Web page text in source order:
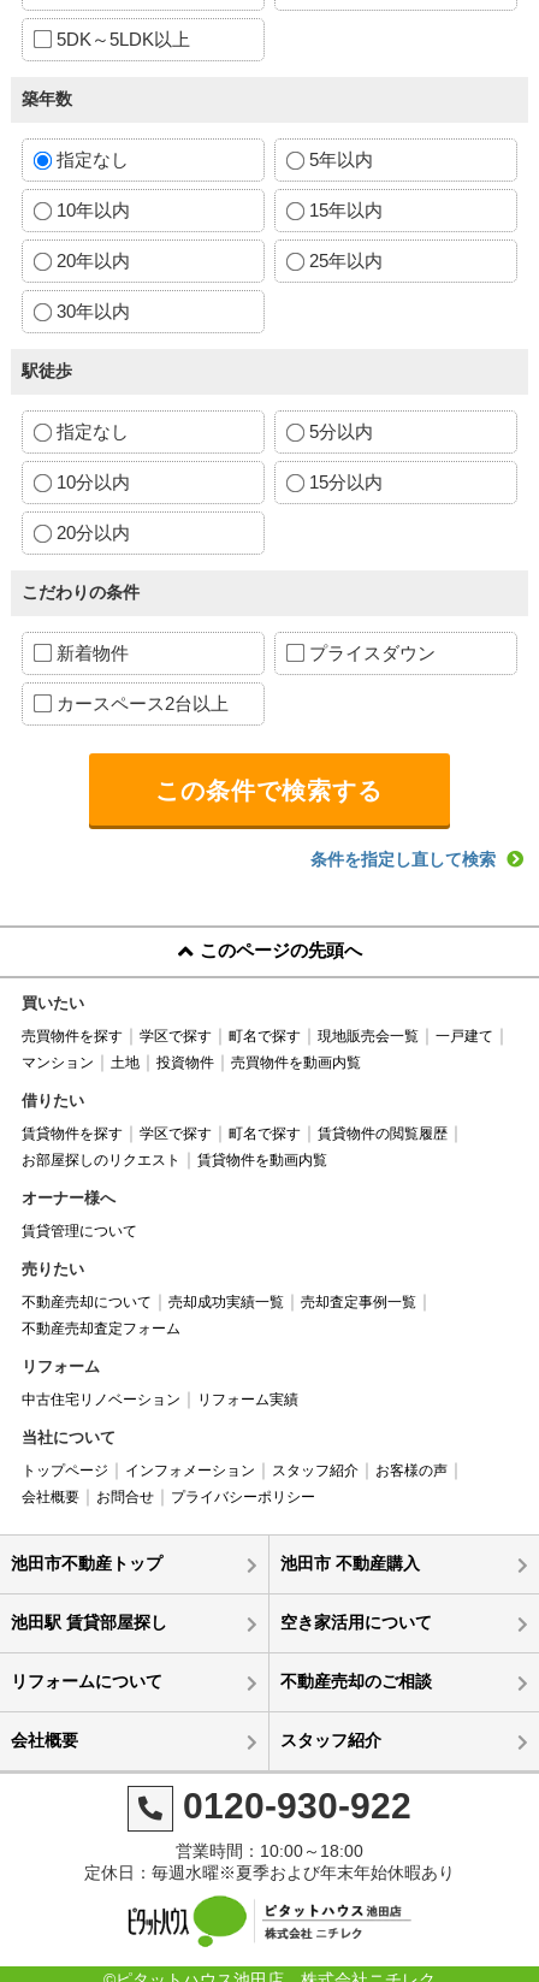
5DK～5LDK以上
築年数
指定なし 5年以内
10年以内 15年以内
20年以内 25年以内
30年以内
駅徒歩
指定なし 5分以内
10分以内 15分以内
20分以内
こだわりの条件
新着物件 プライスダウン
カースペース2台以上
条件を指定し直して検索
このページの先頭へ
買いたい
売買物件を探す 学区で探す 町名で探す 現地販売会一覧
一戸建て
マンション
土地 投資物件 売買物件を動画内覧
借りたい
賃貸物件を探す 学区で探す 町名で探す
賃貸物件の閲覧履歴
お部屋探しのリクエスト
賃貸物件を動画内覧
オーナー様へ
賃貸管理について
売りたい
不動産売却について 売却成功実績一覧
売却査定事例一覧
不動産売却査定フォーム
リフォーム
中古住宅リノベーション リフォーム実績
当社について
トップページ インフォメーション スタッフ紹介
お客様の声
会社概要
お問合せ プライバシーポリシー
池田市不動産トップ 池田市 不動産購入
池田駅 賃貸部屋探し 空き家活用について
リフォームについて 不動産売却のご相談
会社概要 スタッフ紹介
0120-930-922
営業時間：10:00～18:00
定休日：毎週水曜※夏季および年末年始休暇あり